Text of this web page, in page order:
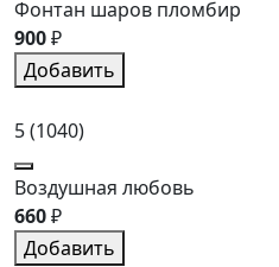
Фонтан шаров пломбир
900₽
Добавить
5(1040)
Воздушная любовь
660₽
Добавить